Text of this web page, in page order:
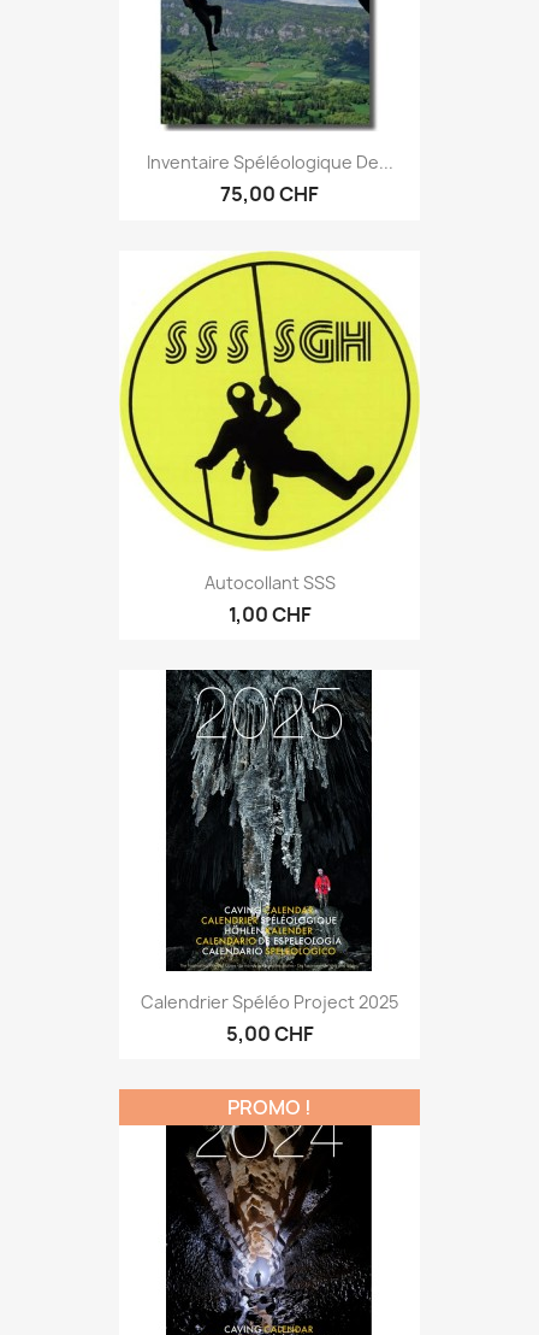
Inventaire Spéléologique De...
75,00 CHF
Autocollant SSS
1,00 CHF
Calendrier Spéléo Project 2025
5,00 CHF
PROMO !